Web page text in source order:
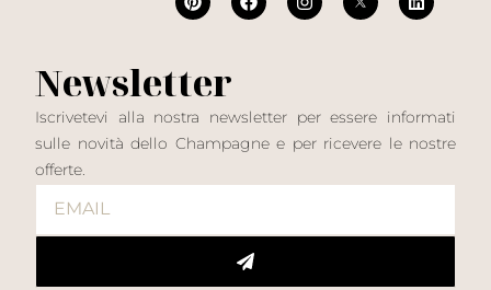
Newsletter
Iscrivetevi alla nostra newsletter per essere informati
sulle novità dello Champagne e per ricevere le nostre
offerte.